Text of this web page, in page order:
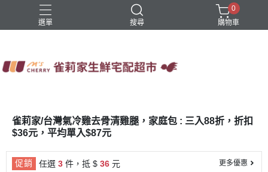
選單 搜尋
0
購物車
雀莉家/台灣氣冷雞去骨清雞腿，家庭包 : 三入88折，折扣
$36元，平均單入$87元
促銷 任選 3 件，抵 $ 36 元 更多優惠